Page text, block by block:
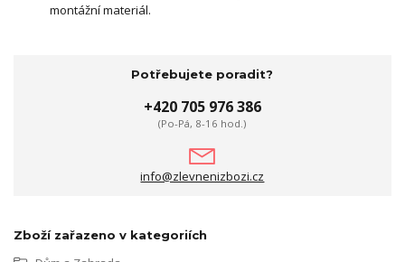
montážní materiál.
Potřebujete poradit?
+420 705 976 386
(Po-Pá, 8-16 hod.)
info@zlevnenizbozi.cz
Zboží zařazeno v kategoriích